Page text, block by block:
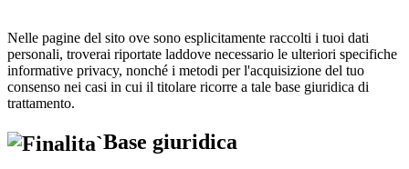
Nelle pagine del sito ove sono esplicitamente raccolti i tuoi dati
personali, troverai riportate laddove necessario le ulteriori specifiche
informative privacy, nonché i metodi per l'acquisizione del tuo
consenso nei casi in cui il titolare ricorre a tale base giuridica di
trattamento.
Base giuridica